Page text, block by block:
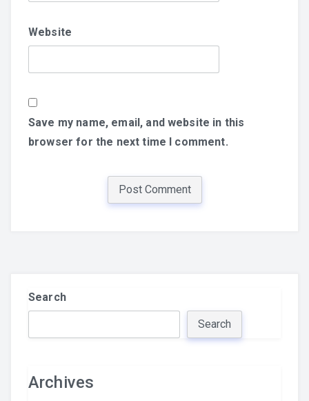
Website
Save my name, email, and website in this
browser for the next time I comment.
Search
Search
Archives